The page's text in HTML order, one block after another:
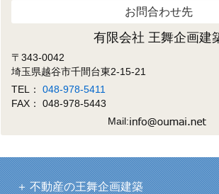
お問合わせ先
有限会社 王舞企画建
〒343-0042
埼玉県越谷市千間台東2-15-21
TEL：048-978-5411
FAX： 048-978-5443
Mail:
不動産の王舞企画建築